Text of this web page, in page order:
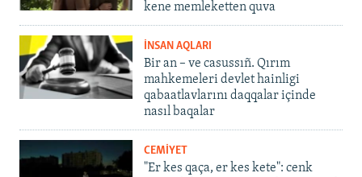
kene memleketten quva
İNSAN AQLARI
Bir an – ve casussıñ. Qırım
mahkemeleri devlet hainligi
qabaatlavlarını daqqalar içinde
nasıl baqalar
CEMİYET
"Er kes qaça, er kes kete": cenk